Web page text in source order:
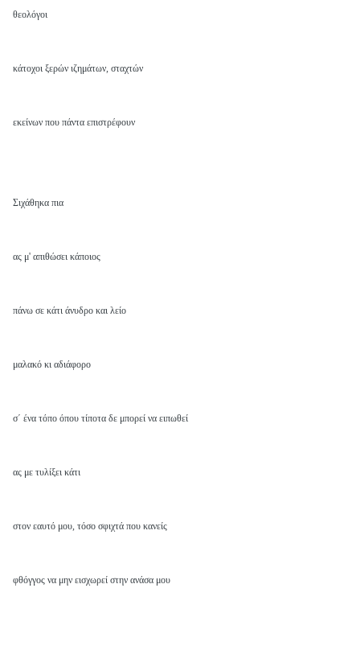
θεολόγοι
κάτοχοι ξερών ιζημάτων, σταχτών
εκείνων που πάντα επιστρέφουν
Σιχάθηκα πια
ας μ' απιθώσει κάποιος
πάνω σε κάτι άνυδρο και λείο
μαλακό κι αδιάφορο
σ΄ ένα τόπο όπου τίποτα δε μπορεί να ειπωθεί
ας με τυλίξει κάτι
στον εαυτό μου, τόσο σφιχτά που κανείς
φθόγγος να μην εισχωρεί στην ανάσα μου